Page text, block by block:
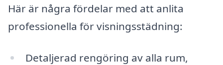
Här är några fördelar med att anlita
professionella för visningsstädning:
Detaljerad rengöring av alla rum,